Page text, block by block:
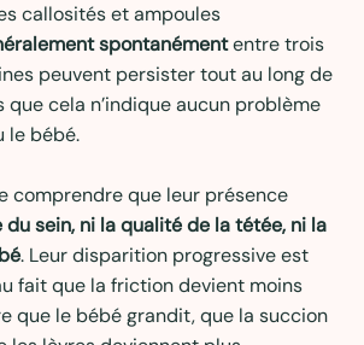
callosités et ampoules
spontanément entre trois
peuvent persister tout au long de
que cela n’indique aucun problème
le bébé.
comprendre que leur présence
du sein, ni la qualité de la tétée, ni la
. Leur disparition progressive est
fait que la friction devient moins
que le bébé grandit, que la succion